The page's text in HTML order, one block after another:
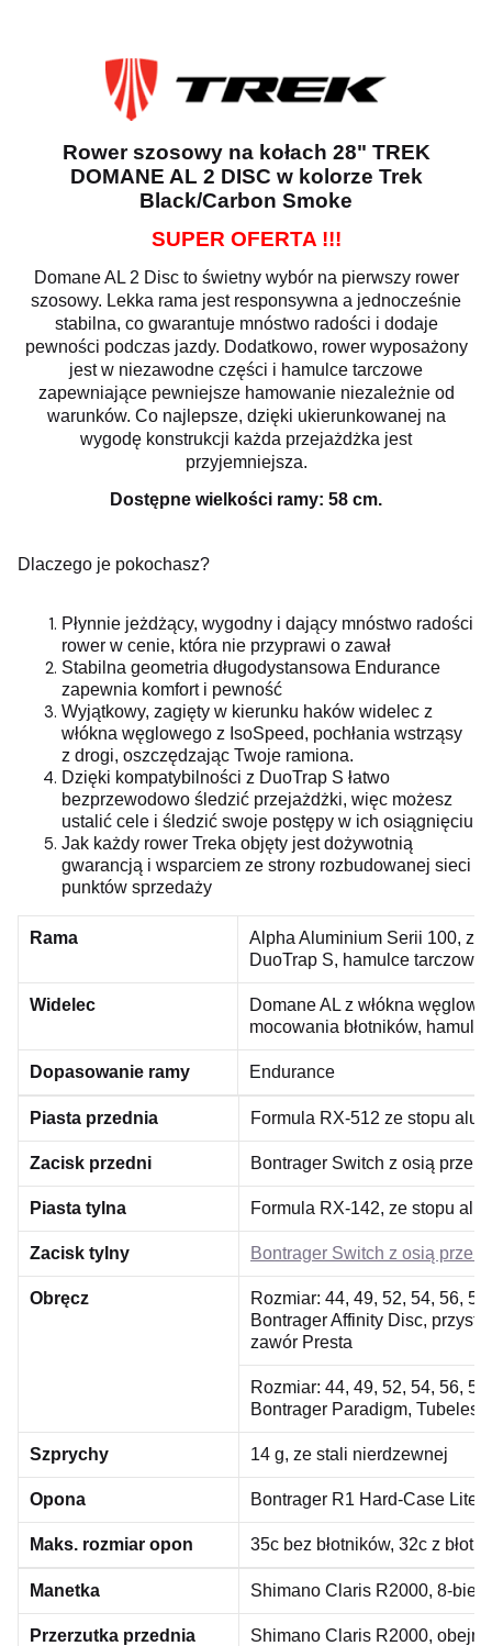
Rower szosowy na kołach 28" TREK
DOMANE AL 2 DISC w kolorze Trek
Black/Carbon Smoke
SUPER OFERTA !!!
Domane AL 2 Disc to świetny wybór na pierwszy rower
szosowy. Lekka rama jest responsywna a jednocześnie
stabilna, co gwarantuje mnóstwo radości i dodaje
pewności podczas jazdy. Dodatkowo, rower wyposażony
jest w niezawodne części i hamulce tarczowe
zapewniające pewniejsze hamowanie niezależnie od
warunków. Co najlepsze, dzięki ukierunkowanej na
wygodę konstrukcji każda przejażdżka jest
przyjemniejsza.
Dostępne wielkości ramy: 58 cm.
Dlaczego je pokochasz?
Płynnie jeżdżący, wygodny i dający mnóstwo radości
rower w cenie, która nie przyprawi o zawał
Stabilna geometria długodystansowa Endurance
zapewnia komfort i pewność
Wyjątkowy, zagięty w kierunku haków widelec z
włókna węglowego z IsoSpeed, pochłania wstrząsy
z drogi, oszczędzając Twoje ramiona.
Dzięki kompatybilności z DuoTrap S łatwo
bezprzewodowo śledzić przejażdżki, więc możesz
ustalić cele i śledzić swoje postępy w ich osiągnięciu
Jak każdy rower Treka objęty jest dożywotnią
gwarancją i wsparciem ze strony rozbudowanej sieci
punktów sprzedaży
Rama
Alpha Aluminium Serii 100,
DuoTrap S, hamulce tarczowe
Widelec
Domane AL z włókna
mocowania błotników,
Dopasowanie ramy Endurance
Piasta przednia Formula RX-512 ze stopu
Zacisk przedni Bontrager Switch z osią
Piasta tylna Formula RX-142, ze stopu
Zacisk tylny Bontrager Switch z osią
Obręcz Rozmiar: 44, 49, 52, 54, 56,
Bontrager Affinity Disc,
zawór Presta
Rozmiar: 44, 49, 52, 54, 56,
Bontrager Paradigm,
Szprychy 14 g, ze stali nierdzewnej
Opona Bontrager R1 Hard-Case Lite,
Maks. rozmiar opon 35c bez błotników, 32c z
Manetka Shimano Claris R2000, 8-
Przerzutka przednia Shimano Claris R2000,